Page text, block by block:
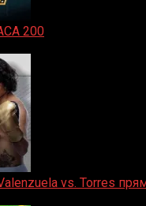
200
vs. Torres